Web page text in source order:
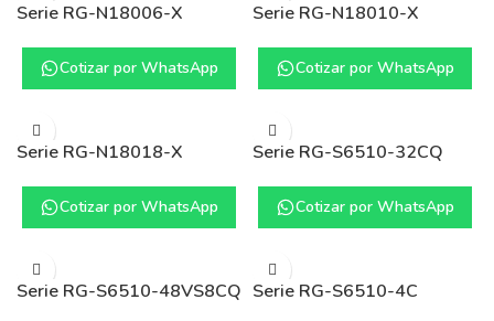
Serie RG-N18006-X
Cotizar por WhatsApp
Serie RG-N18010-X
Cotizar por WhatsApp
Serie RG-N18018-X
Cotizar por WhatsApp
Serie RG-S6510-32CQ
Cotizar por WhatsApp
Serie RG-S6510-48VS8CQ Serie RG-S6510-4C